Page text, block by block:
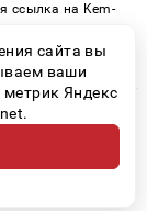
ссылка на Kem-
только
сайта вы
ваши
Яндекс